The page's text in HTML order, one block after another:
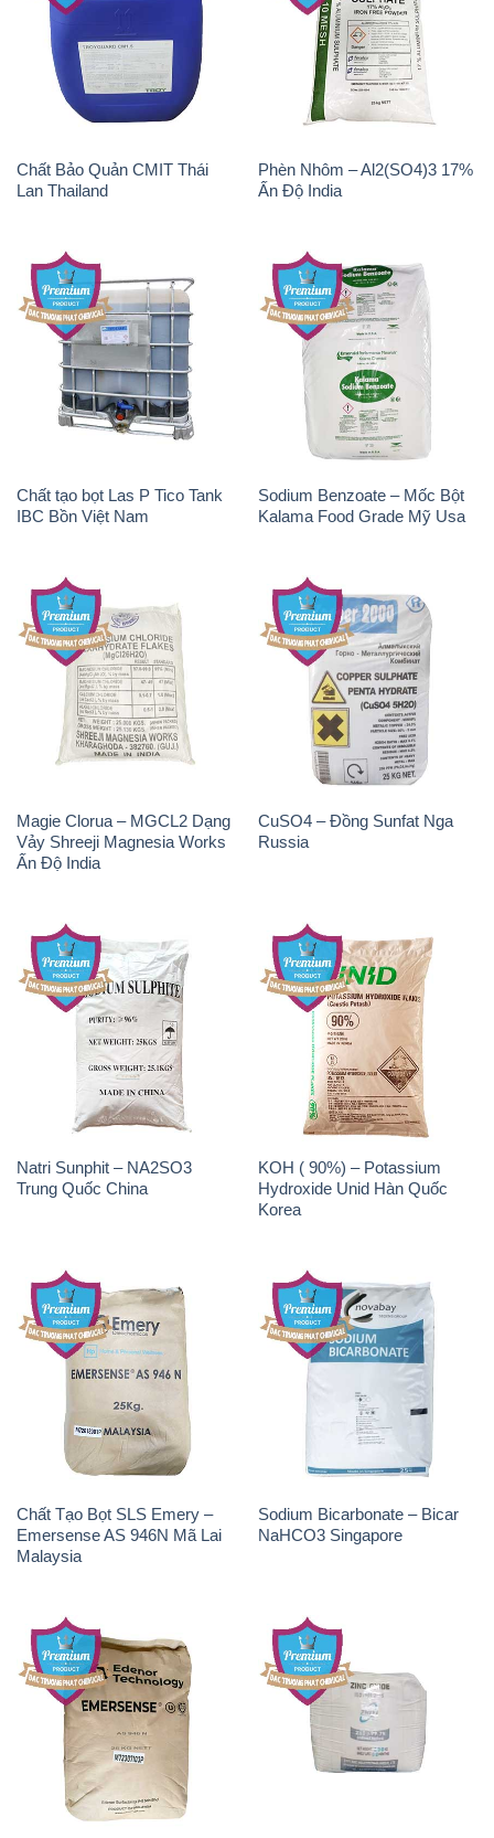
Vảy Shreeji Magnesia Works
Ấn Độ India
Russia
Natri Sunphit – NA2SO3
Trung Quốc China
KOH ( 90%) – Potassium
Hydroxide Unid Hàn Quốc
Chất Tạo Bọt SLS Emery –
Emersense AS 946N Mã Lai
Sodium Bicarbonate – Bicar
Chất Tạo Bọt SLS Emersense
Zinc Oxide – Bột Kẽm Oxit
ZNO Jumbo Bành Thái Lan
THÔNG TIN
Giới thiệu
Sản phẩm
Tin tức
Liên hệ
PHÒNG KINH DOANH - CÔNG TY HÓA CHẤT
ĐẮC TRƯỜNG PHÁT